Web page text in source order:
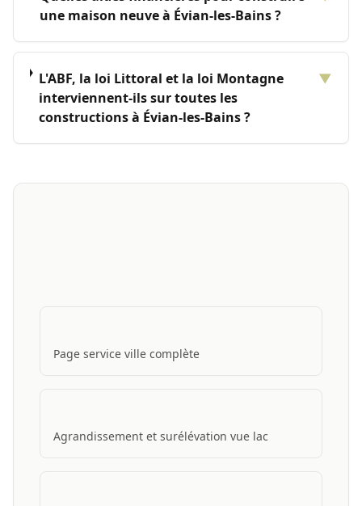
une maison neuve à Évian-les-Bains ?
L'ABF, la loi Littoral et la loi Montagne
interviennent-ils sur toutes les
constructions à Évian-les-Bains ?
▼
Page service ville complète
Agrandissement et surélévation vue lac